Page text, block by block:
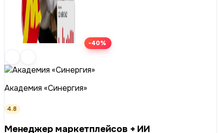
-40%
Академия «Синергия»
4.8
Менеджер маркетплейсов + ИИ